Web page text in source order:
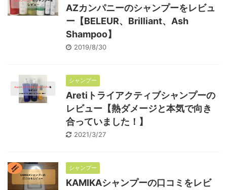
AZカンパニーのシャンプーをレビュ
ー【BELEUR、Brilliant、Ash
Shampoo】
2019/8/30
シャンプー
Aretiトライアクティブシャンプーの
レビュー【熱ダメージと本気で向き
合っていました！】
2021/3/27
シャンプー
KAMIKAシャンプーの口コミをレビ